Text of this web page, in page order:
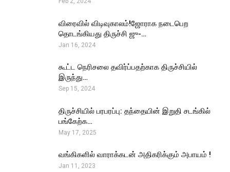
விரைவில் விடிவுகாலம்!ஜோராக நடைபெற
தொடங்கியது திருச்சி ஜு-…
Jan 16, 2024
கூட்ட நெரிசலை தவிர்ப்பதற்காக திருச்சியில்
இருந்து…
Sep 15, 2024
திருச்சியில் பரபரப்பு: தந்தையின் இறுதி சடங்கில்
பங்கேற்க…
May 17, 2025
வங்கிகளில் வாராக்கடன் அதிகரிக்கும் அபாயம் !
Jan 11, 2023